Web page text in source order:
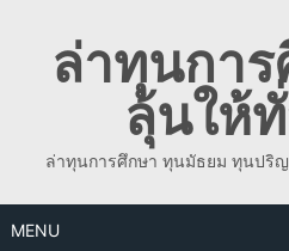
contentล่าทุนกา
ลุ้นให้
ล่าทุนการศึกษา ทุนมัธยม ทุนปริญ
MENU